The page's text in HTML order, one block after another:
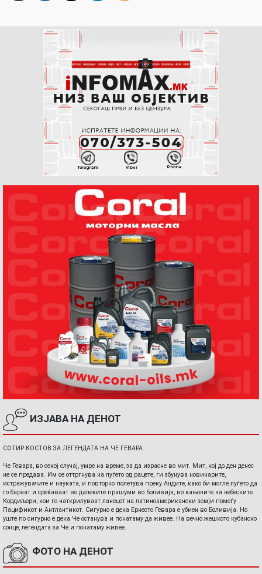
ИЗЈАВА НА ДЕНОТ
СОТИР КОСТОВ ЗА ЛЕГЕНДАТА НА ЧЕ ГЕВАРА
Че Гевара, во секој случај, умре на време, за да израсне во мит. Мит, кој до ден денес
не се предава. Им се оттргнува на луѓето од рацете, ги збунува новинарите,
истражувачите и науката, и повторно полетува преку Андите, како би могле луѓето да
го бараат и среќаваат во далеките прашуми во Боливија, во кањоните на небеските
Кордиљери, кои го наткрилуваат ланецот на латиноамерикански земји помеѓу
Пацификот и Антлантикот. Сигурно е дека Ернесто Гевара е убиен во Боливија. Но
уште по сигурно е дека Че останува и понатаму да живее. На вечно жешкото кубанско
сонце, легендата за Че и понатаму живее.
ФОТО НА ДЕНОТ